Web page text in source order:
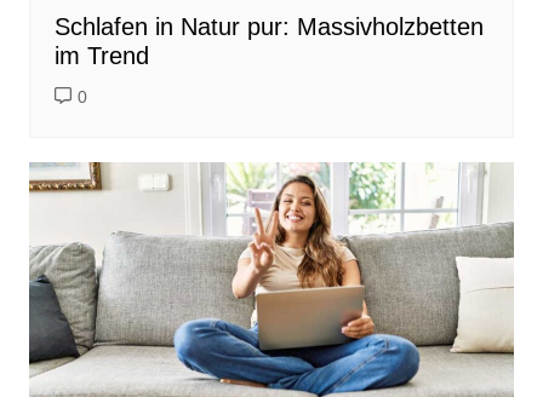
Schlafen in Natur pur: Massivholzbetten
im Trend
0